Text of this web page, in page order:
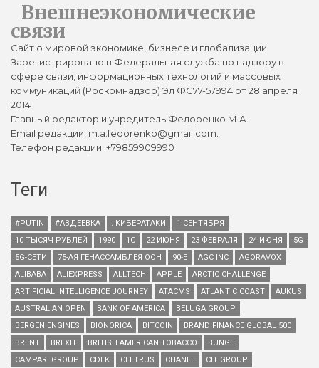
Внешнеэкономические
связи
Сайт о мировой экономике, бизнесе и глобализации
Зарегистрировано в Федеральная служба по надзору в
сфере связи, информационных технологий и массовых
коммуникаций (Роскомнадзор) Эл ФС77-57994 от 28 апреля
2014
Главный редактор и учредитель Федоренко М.А.
Email редакции: m.a.fedorenko@gmail.com.
Телефон редакции: +79859909990
Теги
#PUTIN #АВДЕЕВКА . КИБЕРАТАКИ
1 СЕНТЯБРЯ
10 ТЫСЯЧ РУБЛЕЙ
1990 1С 22 ИЮНЯ 23 ФЕВРАЛЯ 24 ИЮНЯ
5G
5G-СЕТИ
75-АЯ ГЕНАССАМБЛЕЯ ООН 90-Е AGC INC
AGORAVOX
ALIBABA
ALIEXPRESS ALLTECH APPLE
ARCTIC CHALLENGE
ARTIFICIAL INTELLIGENCE JOURNEY
ATACMS ATLANTIC COAST
AUKUS
AUSTRALIAN OPEN
BANK OF AMERICA
BELUGA GROUP
BERGEN ENGINES
BIONORICA BITCOIN
BRAND FINANCE GLOBAL 500
BRENT
BREXIT BRITISH AMERICAN TOBACCO
BUNGE
CAMPARI GROUP
CDEK CEETRUS CHANEL
CITIGROUP